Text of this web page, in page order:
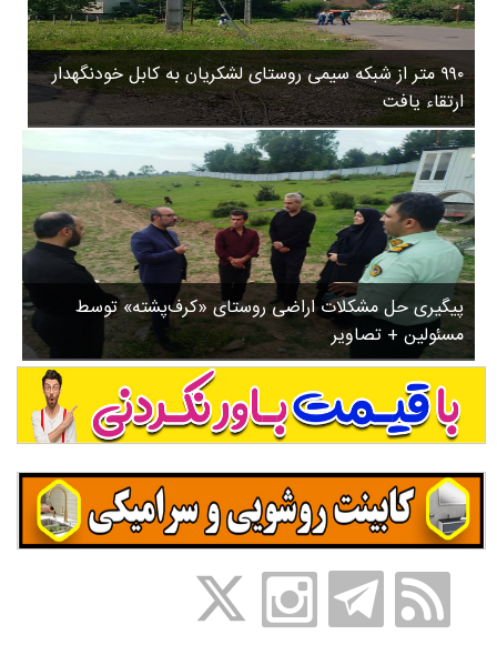
روستاها
ورزشی
سیاسی
چندرسانه ای
مسیر گردشگری دیلمان
درباره ما
۹۹۰ متر از شبکه سیمی روستای لشکریان به کابل خودنگهدار
ارتقاء یافت
پیگیری حل مشکلات اراضی روستای «کرف‌پشته» توسط
مسئولین + تصاویر
۳
۵
۸
ب
ا
ز
ن
ش
س
ت
ش
د
.